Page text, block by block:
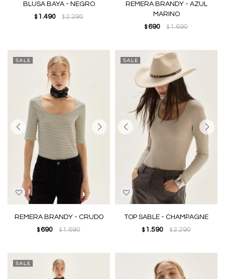
BLUSA BAYA - NEGRO
$ 1.490 $2.290
REMERA BRANDY - AZUL
MARINO
$ 690 $1.690
REMERA BRANDY - CRUDO
$ 690 $1.690
TOP SABLE - CHAMPAGNE
$ 1.590 $2.290